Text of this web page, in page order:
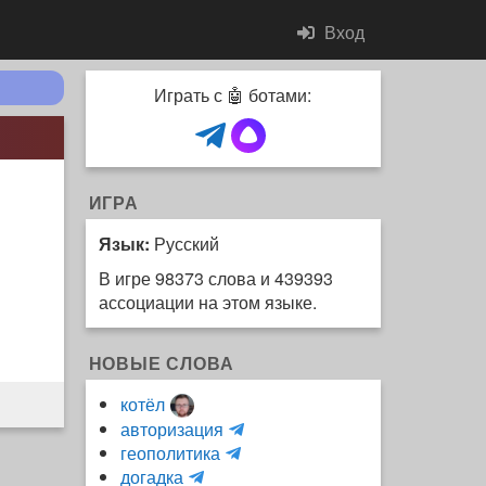
Вход
Играть с 🤖 ботами:
ИГРА
Язык: Русский
В игре 98373 слова и 439393
ассоциации на этом языке.
НОВЫЕ СЛОВА
котёл
авторизация
и
геополитика
H
догадка
m